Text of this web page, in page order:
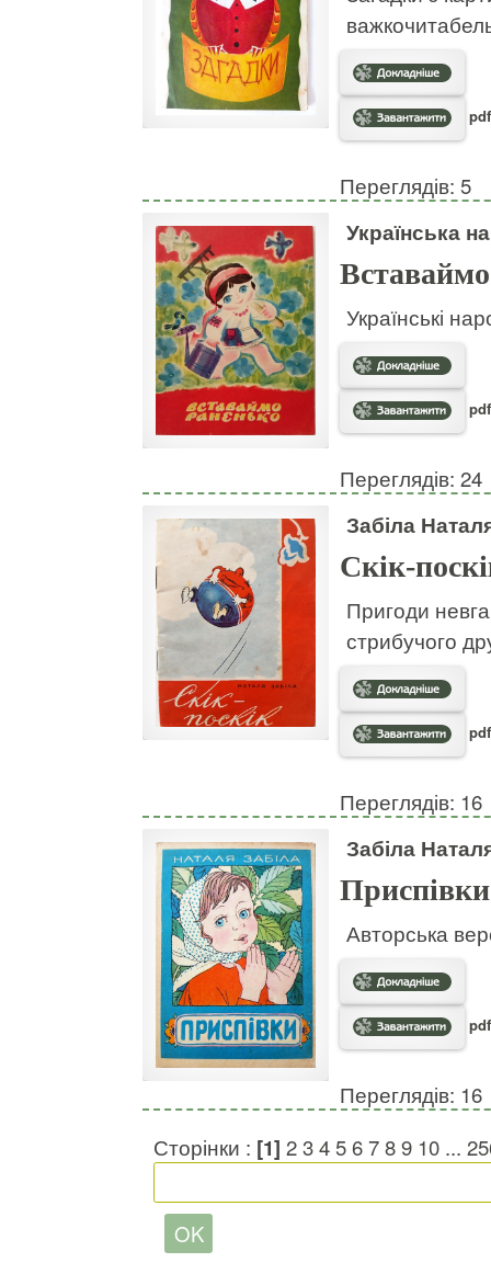
Переглядів: 5
Українська
Українські
Переглядів: 24
Забіла
Скік-
Пригоди
стрибучого
Переглядів: 16
Забіла
Приспівки
Авторська
Переглядів: 16
Сторінки : [1] 23456789 10 ...